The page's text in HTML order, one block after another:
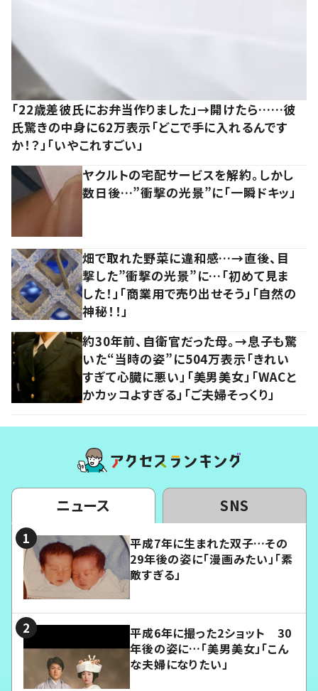
「22歳差彼氏にお弁当作りました」→開けたら……彼
氏驚きの中身に62万表示「どこで手に入れるんです
か！？」「いやこれすごい」
ヤクルトの宅配サービスを解約。しかし
数日後…”衝撃の光景”に「一瞬ドキッ」
畑で取れた野菜に違和感…→直後、目
撃した”衝撃の光景”に…「初めて見ま
した！」「商業用で売り出せそう」「自然の
神秘！！」
約30年前、自衛官だった母。→息子も驚
いた“当時の姿”に504万表示「きれい
すぎて心臓に悪い」「美男美女」「WACと
かカッコよすぎる」「ご夫婦そっくり」
ニュース SNS
平成7年に生まれた双子…その
29年後の姿に「漫画みたい」「素
敵すぎる」
平成6年に撮った2ショット 30
年後の姿に…「美男美女」「こん
な夫婦になりたい」